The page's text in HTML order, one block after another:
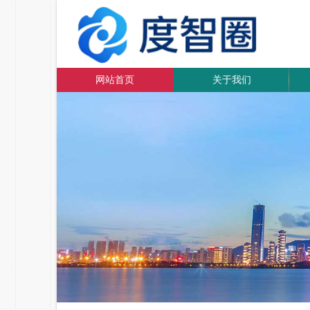
网站首页 关于我们